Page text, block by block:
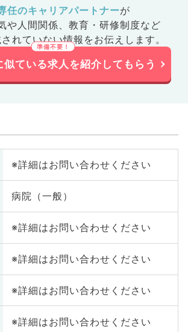
任のキャリアパートナーが
や人間関係、 教育・研修制度など
れていない情報をお伝えします。
似ている求人を紹介してもらう
※詳細はお問い合わせください
病院（一般）
※詳細はお問い合わせください
※詳細はお問い合わせください
※詳細はお問い合わせください
※詳細はお問い合わせください